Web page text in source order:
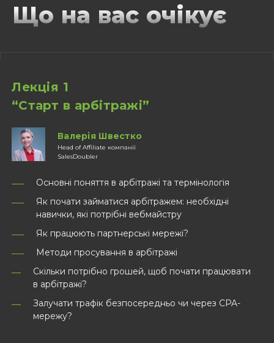
Що на вас очікує
Лекція 1
“Старт в арбітражі”
Валерія Швестко
Head of Affiliate компанії
SalesDoubler
Основні поняття в арбітражі та термінологія
Як почати займатися арбітражем: необхідні
навички, які потрібні вебмайстру
Як працюють партнерські мережі?
Методи просування в арбітражі
Скільки потрібно грошей, щоб почати працювати
в арбітражі?
Залучати трафік безпосередньо чи через СPA-
мережу?